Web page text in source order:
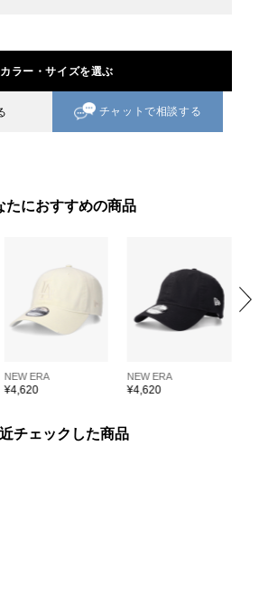
カラー・サイズを選ぶ
チャットで相談する
たにおすすめの商品
NEW ERA
¥4,620
NEW ERA
¥4,620
チェックした商品